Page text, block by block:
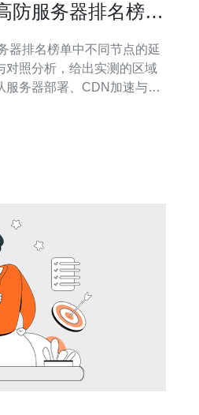
防服务器排名榜单
对照分析，给出实测的区域
服务器部署、CDN加速与
香港与日本次之，东南亚与